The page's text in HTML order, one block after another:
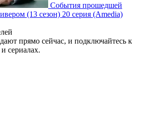
События прошедшей
(13 сезон) 20 серия (Amedia)
прямо сейчас, и подключайтесь к
сериалах.